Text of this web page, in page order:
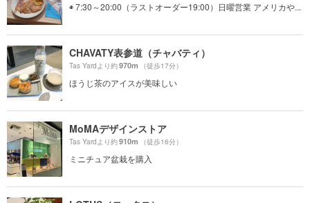
◉ 7:30～20:00（ラストオーダー19:00）日曜営業 アメリカや...
CHAVATY表参道（チャバティ）
Tas Yardより約970m （徒歩17分）
ほうじ茶のアイスが美味しい
MoMAデザインストア
Tas Yardより約910m （徒歩16分）
ミニチュア盆栽を購入